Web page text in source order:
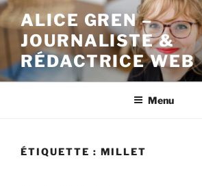
Aller
au
contenu
principal
ALICE GREN –
JOURNALISTE &
RÉDACTRICE WEB
Menu
ÉTIQUETTE : MILLET